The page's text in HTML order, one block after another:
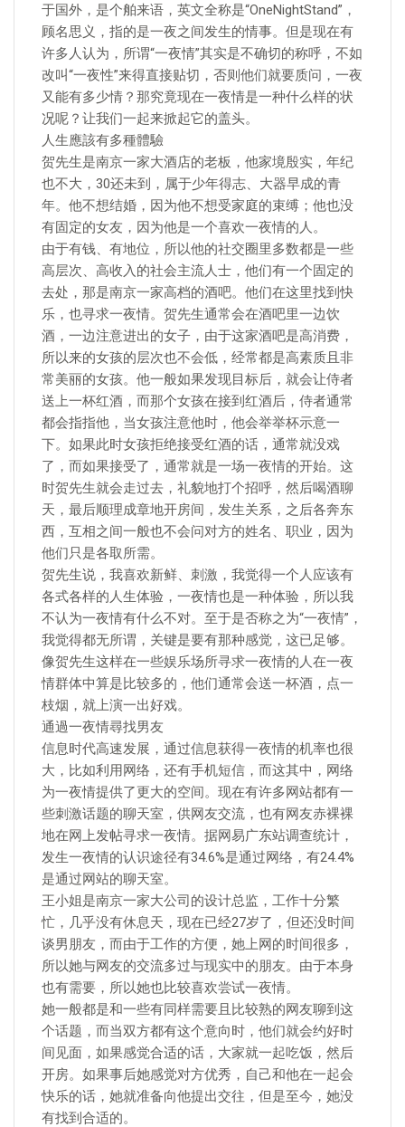
于国外，是个舶来语，英文全称是“OneNightStand”，
顾名思义，指的是一夜之间发生的情事。但是现在有
许多人认为，所谓“一夜情”其实是不确切的称呼，不如
改叫“一夜性”来得直接贴切，否则他们就要质问，一夜
又能有多少情？那究竟现在一夜情是一种什么样的状
况呢？让我们一起来掀起它的盖头。
人生應該有多種體驗
贺先生是南京一家大酒店的老板，他家境殷实，年纪
也不大，30还未到，属于少年得志、大器早成的青
年。他不想结婚，因为他不想受家庭的束缚；他也没
有固定的女友，因为他是一个喜欢一夜情的人。
由于有钱、有地位，所以他的社交圈里多数都是一些
高层次、高收入的社会主流人士，他们有一个固定的
去处，那是南京一家高档的酒吧。他们在这里找到快
乐，也寻求一夜情。贺先生通常会在酒吧里一边饮
酒，一边注意进出的女子，由于这家酒吧是高消费，
所以来的女孩的层次也不会低，经常都是高素质且非
常美丽的女孩。他一般如果发现目标后，就会让侍者
送上一杯红酒，而那个女孩在接到红酒后，侍者通常
都会指指他，当女孩注意他时，他会举举杯示意一
下。如果此时女孩拒绝接受红酒的话，通常就没戏
了，而如果接受了，通常就是一场一夜情的开始。这
时贺先生就会走过去，礼貌地打个招呼，然后喝酒聊
天，最后顺理成章地开房间，发生关系，之后各奔东
西，互相之间一般也不会问对方的姓名、职业，因为
他们只是各取所需。
贺先生说，我喜欢新鲜、刺激，我觉得一个人应该有
各式各样的人生体验，一夜情也是一种体验，所以我
不认为一夜情有什么不对。至于是否称之为“一夜情”，
我觉得都无所谓，关键是要有那种感觉，这已足够。
像贺先生这样在一些娱乐场所寻求一夜情的人在一夜
情群体中算是比较多的，他们通常会送一杯酒，点一
枝烟，就上演一出好戏。
通過一夜情尋找男友
信息时代高速发展，通过信息获得一夜情的机率也很
大，比如利用网络，还有手机短信，而这其中，网络
为一夜情提供了更大的空间。现在有许多网站都有一
些刺激话题的聊天室，供网友交流，也有网友赤裸裸
地在网上发帖寻求一夜情。据网易广东站调查统计，
发生一夜情的认识途径有34.6%是通过网络，有24.4%
是通过网站的聊天室。
王小姐是南京一家大公司的设计总监，工作十分繁
忙，几乎没有休息天，现在已经27岁了，但还没时间
谈男朋友，而由于工作的方便，她上网的时间很多，
所以她与网友的交流多过与现实中的朋友。由于本身
也有需要，所以她也比较喜欢尝试一夜情。
她一般都是和一些有同样需要且比较熟的网友聊到这
个话题，而当双方都有这个意向时，他们就会约好时
间见面，如果感觉合适的话，大家就一起吃饭，然后
开房。如果事后她感觉对方优秀，自己和他在一起会
快乐的话，她就准备向他提出交往，但是至今，她没
有找到合适的。